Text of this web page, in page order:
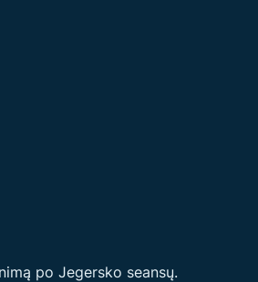
po Jegersko seansų.